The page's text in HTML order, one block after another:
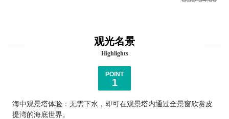
观光名景
Highlights
POINT
1
海中观景塔体验：无需下水，即可在观景塔内通过全景窗欣赏皮
提湾的海底世界。